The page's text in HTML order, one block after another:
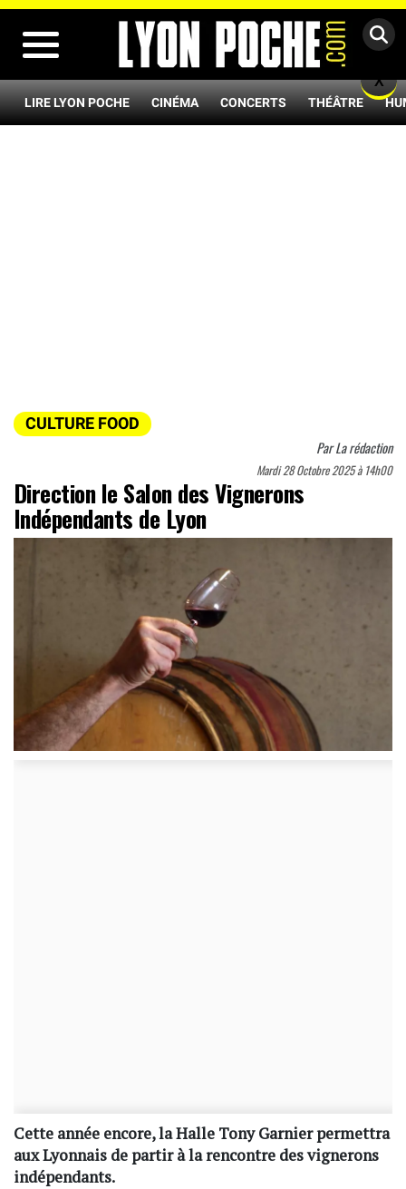
LIRE LYON POCHE CINÉMA CONCERTS THÉÂTRE
CULTURE FOOD
ParLa rédaction
Mardi 28 Octobre 2025 à 14h00
Direction le Salon des Vignerons
Indépendants de Lyon
Cette année encore, la Halle Tony Garnier permettra
aux Lyonnais de partir à la rencontre des vignerons
indépendants.
X